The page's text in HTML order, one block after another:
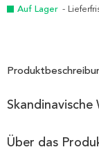
Auf Lager -
Über das